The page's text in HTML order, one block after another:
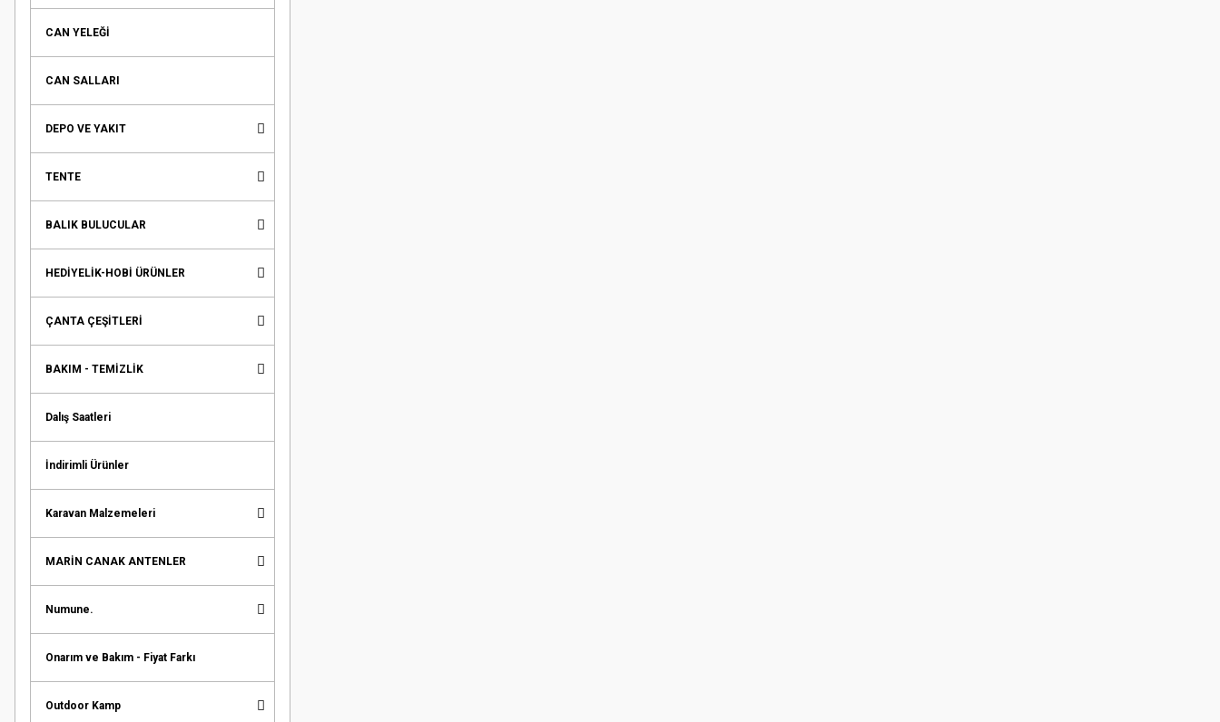
CAN YELEĞİ
CAN SALLARI
DEPO VE YAKIT
TENTE
BALIK BULUCULAR
HEDİYELİK-HOBİ ÜRÜNLER
ÇANTA ÇEŞİTLERİ
BAKIM - TEMİZLİK
Dalış Saatleri
İndirimli Ürünler
Karavan Malzemeleri
MARİN CANAK ANTENLER
Numune.
Onarım ve Bakım - Fiyat Farkı
Outdoor Kamp